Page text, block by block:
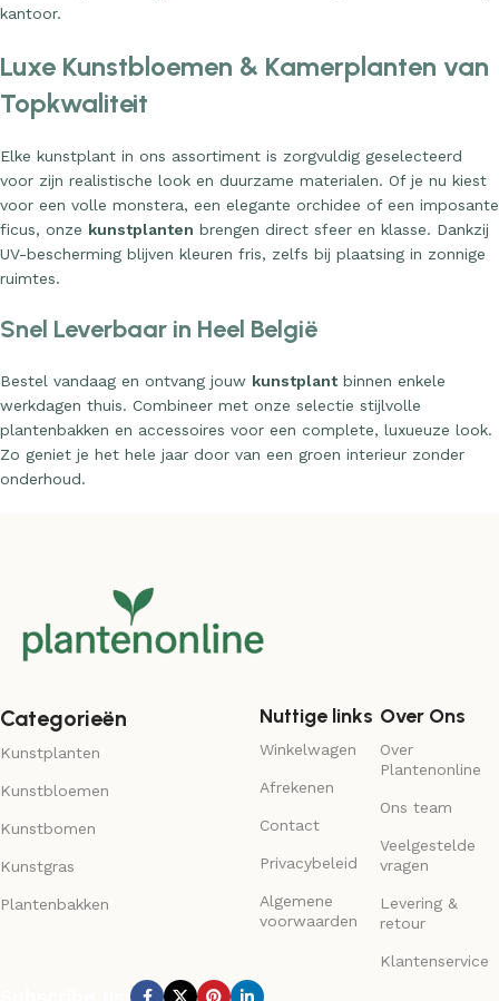
kantoor.
Luxe Kunstbloemen & Kamerplanten van
Topkwaliteit
Elke kunstplant in ons assortiment is zorgvuldig geselecteerd
voor zijn realistische look en duurzame materialen. Of je nu kiest
voor een volle monstera, een elegante orchidee of een imposante
ficus, onze kunstplanten brengen direct sfeer en klasse. Dankzij
UV-bescherming blijven kleuren fris, zelfs bij plaatsing in zonnige
ruimtes.
Snel Leverbaar in Heel België
Bestel vandaag en ontvang jouw kunstplantbinnen enkele
werkdagen thuis. Combineer met onze selectie stijlvolle
plantenbakken en accessoires voor een complete, luxueuze look.
Zo geniet je het hele jaar door van een groen interieur zonder
onderhoud.
Categorieën
Kunstplanten
Kunstbloemen
Kunstbomen
Kunstgras
Plantenbakken
Nuttige links
Winkelwagen
Afrekenen
Contact
Privacybeleid
Algemene
voorwaarden
Over Ons
Over
Plantenonline
Ons team
Veelgestelde
vragen
Levering &
retour
Klantenservice